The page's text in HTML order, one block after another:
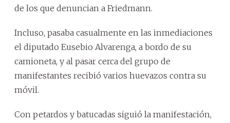
de los que denuncian a Friedmann.
Incluso, pasaba casualmente en las inmediaciones
el diputado Eusebio Alvarenga, a bordo de su
camioneta, y al pasar cerca del grupo de
manifestantes recibió varios huevazos contra su
móvil.
Con petardos y batucadas siguió la manifestación,